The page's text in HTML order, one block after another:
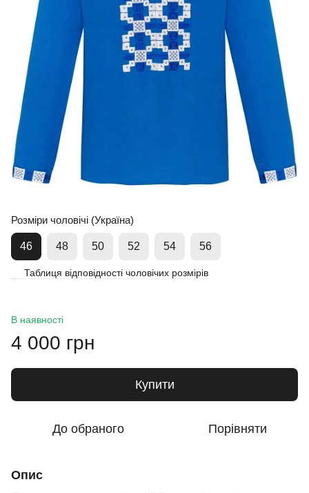
Розміри чоловічі (Україна)
46 48 50 52 54 56
Таблиця відповідності чоловічих розмірів
В наявності
4 000 грн
Купити
До обраного Порівняти
Опис